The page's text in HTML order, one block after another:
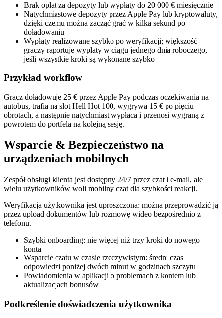
Brak opłat za depozyty lub wypłaty do 20 000 € miesięcznie
Natychmiastowe depozyty przez Apple Pay lub kryptowaluty,
dzięki czemu można zacząć grać w kilka sekund po
doładowaniu
Wypłaty realizowane szybko po weryfikacji; większość
graczy raportuje wypłaty w ciągu jednego dnia roboczego,
jeśli wszystkie kroki są wykonane szybko
Przykład workflow
Gracz doładowuje 25 € przez Apple Pay podczas oczekiwania na
autobus, trafia na slot Hell Hot 100, wygrywa 15 € po pięciu
obrotach, a następnie natychmiast wypłaca i przenosi wygraną z
powrotem do portfela na kolejną sesję.
Wsparcie & Bezpieczeństwo na
urządzeniach mobilnych
Zespół obsługi klienta jest dostępny 24/7 przez czat i e-mail, ale
wielu użytkowników woli mobilny czat dla szybkości reakcji.
Weryfikacja użytkownika jest uproszczona: można przeprowadzić ją
przez upload dokumentów lub rozmowę wideo bezpośrednio z
telefonu.
Szybki onboarding: nie więcej niż trzy kroki do nowego
konta
Wsparcie czatu w czasie rzeczywistym: średni czas
odpowiedzi poniżej dwóch minut w godzinach szczytu
Powiadomienia w aplikacji o problemach z kontem lub
aktualizacjach bonusów
Podkreślenie doświadczenia użytkownika